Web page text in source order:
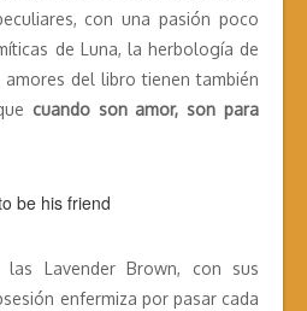
con una pasión poco
de Luna, la herbología de
del libro tienen también
cuando son amor, son para
las Lavender Brown, con sus
enfermiza por pasar cada